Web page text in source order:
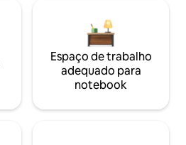
Espaço de trabalho
adequado para
notebook